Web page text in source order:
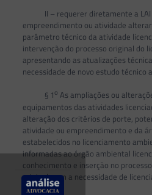
II – requerer diretamente a LAI
empreendimento ou atividade
parâmetro técnico da atividade
intervenção do processo original do
apresentando as atualizações
necessidade de novo estudo técnico
§ 1o As ampliações ou
equipamentos das atividades
alteração dos critérios de porte,
atividade ou empreendimento e da
estabelecidos no licenciamento
informadas ao órgão ambiental
conhecimento e inserção no
original, sem a necessidade de
ampliação.